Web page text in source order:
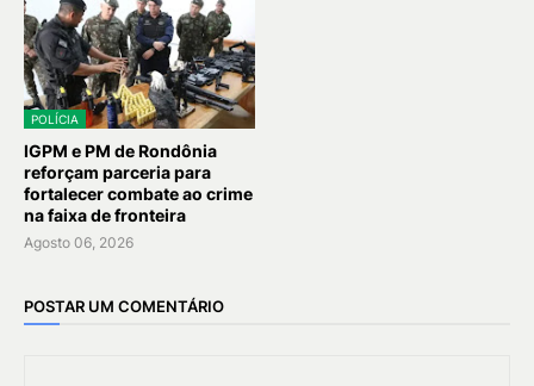
POLÍCIA
IGPM e PM de Rondônia
reforçam parceria para
fortalecer combate ao crime
na faixa de fronteira
Agosto 06, 2026
POSTAR UM COMENTÁRIO